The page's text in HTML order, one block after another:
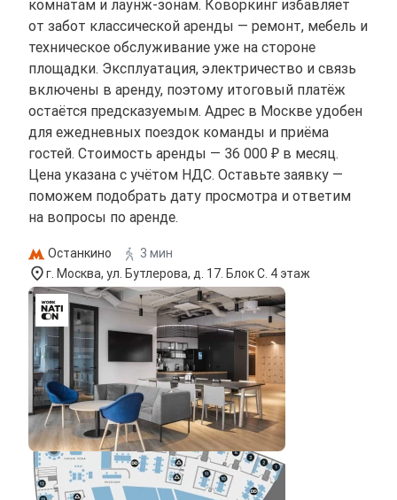
комнатам и лаунж-зонам. Коворкинг избавляет
от забот классической аренды — ремонт, мебель и
техническое обслуживание уже на стороне
площадки. Эксплуатация, электричество и связь
включены в аренду, поэтому итоговый платёж
остаётся предсказуемым. Адрес в Москве удобен
для ежедневных поездок команды и приёма
гостей. Стоимость аренды — 36 000 ₽ в месяц.
Цена указана с учётом НДС. Оставьте заявку —
поможем подобрать дату просмотра и ответим
на вопросы по аренде.
Останкино
3 мин
г. Москва, ул. Бутлерова, д. 17. Блок С. 4 этаж